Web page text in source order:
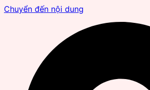
Chuyển đến nội dung